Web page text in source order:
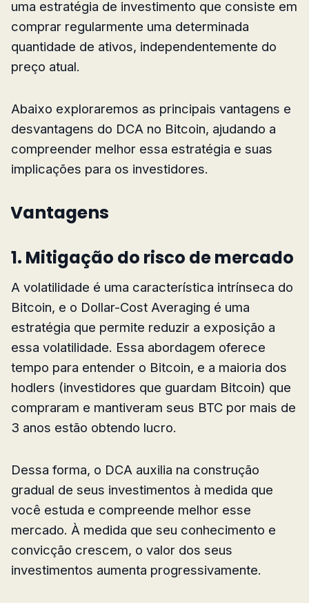
uma estratégia de investimento que consiste em
comprar regularmente uma determinada
quantidade de ativos, independentemente do
preço atual.
Abaixo exploraremos as principais vantagens e
desvantagens do DCA no Bitcoin, ajudando a
compreender melhor essa estratégia e suas
implicações para os investidores.
Vantagens
1. Mitigação do risco de mercado
A volatilidade é uma característica intrínseca do
Bitcoin, e o Dollar-Cost Averaging é uma
estratégia que permite reduzir a exposição a
essa volatilidade. Essa abordagem oferece
tempo para entender o Bitcoin, e a maioria dos
hodlers (investidores que guardam Bitcoin) que
compraram e mantiveram seus BTC por mais de
3 anos estão obtendo lucro.
Dessa forma, o DCA auxilia na construção
gradual de seus investimentos à medida que
você estuda e compreende melhor esse
mercado. À medida que seu conhecimento e
convicção crescem, o valor dos seus
investimentos aumenta progressivamente.